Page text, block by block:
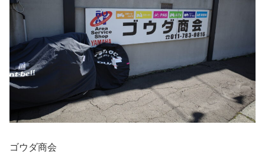
ゴウダ商会